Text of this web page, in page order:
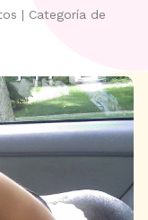
| Categoría de